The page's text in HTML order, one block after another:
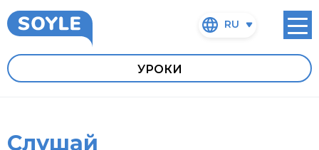
RU
УРОКИ
Слушай